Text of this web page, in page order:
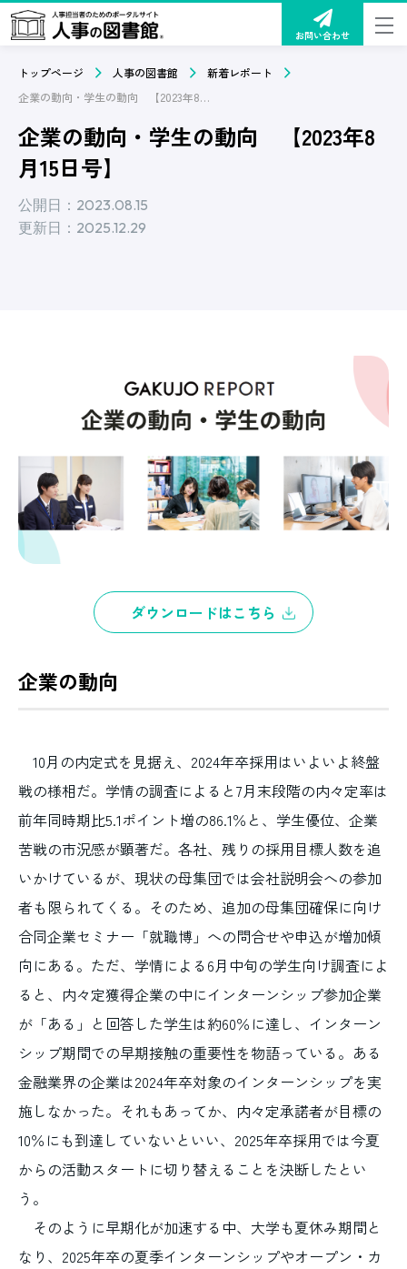
お問い合わせ
トップページ 人事の図書館
新着レポート
企業の動向・学生の動向 【2023年8月15日号】
企業の動向・学生の動向 【2023年8
月15日号】
公開日：2023.08.15
更新日：2025.12.29
ダウンロードはこちら
企業の動向
10月の内定式を見据え、2024年卒採用はいよいよ終盤
戦の様相だ。学情の調査によると7月末段階の内々定率は
前年同時期比5.1ポイント増の86.1％と、学生優位、企業
苦戦の市況感が顕著だ。各社、残りの採用目標人数を追
いかけているが、現状の母集団では会社説明会への参加
者も限られてくる。そのため、追加の母集団確保に向け
合同企業セミナー「就職博」への問合せや申込が増加傾
向にある。ただ、学情による6月中旬の学生向け調査によ
ると、内々定獲得企業の中にインターンシップ参加企業
が「ある」と回答した学生は約60％に達し、インターン
シップ期間での早期接触の重要性を物語っている。ある
金融業界の企業は2024年卒対象のインターンシップを実
施しなかった。それもあってか、内々定承諾者が目標の
10％にも到達していないといい、2025年卒採用では今夏
からの活動スタートに切り替えることを決断したとい
う。
そのように早期化が加速する中、大学も夏休み期間と
なり、2025年卒の夏季インターンシップやオープン・カ